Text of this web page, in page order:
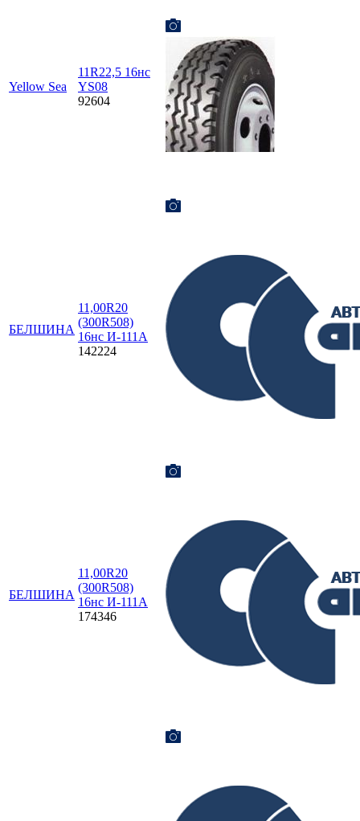
Yellow Sea
11R22,5 16нс
YS08
92604
БЕЛШИНА
11,00R20
(300R508)
16нс И-111А
142224
БЕЛШИНА
11,00R20
(300R508)
16нс И-111А
174346